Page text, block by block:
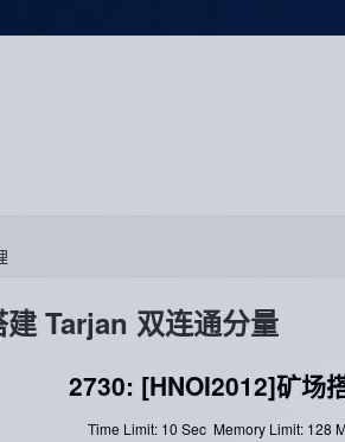
建 Tarjan 双连通分量
2730: [HNOI2012]矿场
Time Limit: 10 Sec Memory Limit: 128